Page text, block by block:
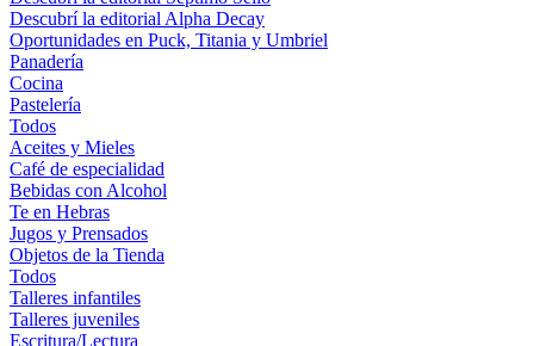
Descubrí la editorial Alpha Decay
Oportunidades en Puck, Titania y Umbriel
Panadería
Cocina
Pastelería
Todos
Aceites y Mieles
Café de especialidad
Bebidas con Alcohol
Te en Hebras
Jugos y Prensados
Objetos de la Tienda
Todos
Talleres infantiles
Talleres juveniles
Escritura/Lectura